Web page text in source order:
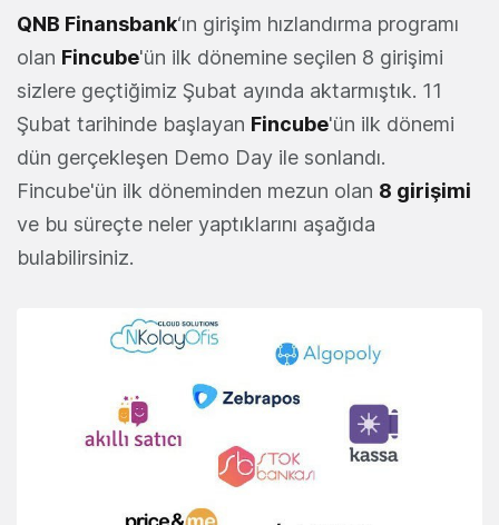
QNB Finansbank‘ın girişim hızlandırma programı
olan Fincube'ün ilk dönemine seçilen 8 girişimi
sizlere geçtiğimiz Şubat ayında aktarmıştık. 11
Şubat tarihinde başlayan Fincube'ün ilk dönemi
dün gerçekleşen Demo Day ile sonlandı.
Fincube'ün ilk döneminden mezun olan 8 girişimi
ve bu süreçte neler yaptıklarını aşağıda
bulabilirsiniz.